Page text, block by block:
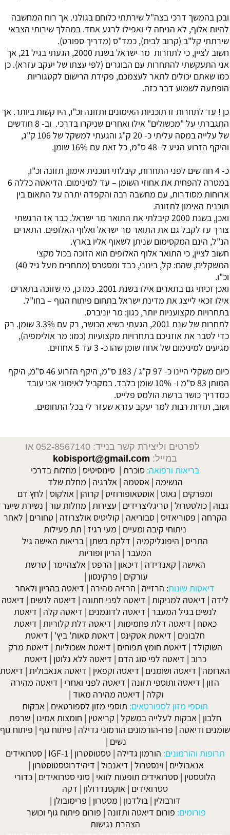
ובכן בהמשך דרכי בצה"ל שירתתי כלוחם בגולני. אך רוח המחשבה
להיות אלוף, לא הניחה לי ואפילו לרגע אחד. במהלך שירותי הצבאי
שירתתי קל"ב (קרוב לבית), כמד"ס (מדריך ספורט).
חשוב לציין, כי לתחרות מר ישראל בשנת 2000, הגעתי בגיל 21, אך
אני התעקשתי להתחרות עם הבוגרים (לפי עצתו של יעקב עזרא). כן
כמו שאתם יכולים לתאר לעצמכם, פקידת הרישום לקטגוריות
הופתעה לשמוע דבר כזה.
כן ! עד לתחרות זו תוכניות האימונים ותזונה וכ"ו, היו קשות ביותר. אך
התגברתי על "מכשולים" אילו ואחרים שניקרו בדרכי. וב- 8 חודשים
של עלייה במסה עליתי כ- 20 ק"ג והגעתי למשקל של 106 ק"ג,
והיקף הזרוע הגיע ל- 48 ס"מ, כל זאת עם 16% שומן.
כ- 4 חודשים לפני התחרות, קיבלתי תוכנית אימון, תזונה וכ"ו,
במטרה להפחית את אחוזי השומן – עד למינימום. הדיאטה כללה 6
ארוחות מסודרות, עם מחשבה רבה והקפדה יתרה על התאום בין
תוכנית האימון לתזונה.
ואכן, בשנת 2000 קיבלתי את התואר מר ישראל. כבר אז הרגשתי
צורך עז לקבל גם את התואר מר ישראל ואלוף האלופים. התארים
הנ"ל, הינם המקסימום שניתן לשאוף אליו בארץ.
חשוב לציין, כי התואר אלוף האלופים הוא הזוכה בכול מקצי
המשקלים, שהם: קל, בינוני, כבד ומסטרס (מתחרים מעל גיל 40)
וכ"ו.
ואכן זכיתי גם בתארים אילו בשנת 2001. כמו כן, מי שזוכה בתארים
אילו זכאי לייצג את מדינת ישראל בתחום פיתוח הגוף – בחו"ל.
בתחרויות מקצועניות יותר, כגון: מר יוניברס.
לתחרות של שנת 2001, הגעתי בשיא הכושר, רק עם 3.3% שומן. רק
כדי לסבר את אוזניכם בתחרויות מקצועיות (כמו: מר אולימפיה),
מגיעים למינימום של אחוז שומן שהו כ- 3 עד 5 אחוזים.
כיום משקלי היינו כ- 97 ק"ג / 183 ס"מ, היקף הזרוע 46 ס"מ, היקף
המותן 83 ס"מ ו- 10% שומן בלבד. במקביל לאימוני אני עובד
כמדריך כושר ברשת הולמס פלייס.
ושוב, תודות רבות למר יעקב עזרא שעזר לי בכל התחומים.
לפרטים וליצירת קשר בנייד: 052-8567140
או
במייל: kobisport@gmail.com
בריאות ורפואה: סוכרת | סינוסיטיס | מחלות בדרכי
הנשימה | אסטמה | אלרגיה | מחלת שלד
ומפרקים | גאוט | אוסטאופורוזיס | קרוהן | אולקוס | לחץ דם
גבוה |כולסטרול |טריגליצרידים | עצירות | מחלות עור | נשירת שיער
הקרחה | פסוריאזיס |סבוריאה | קוליטיס אולצרוזה |טחורים | לאחר
ניתוחי קיבה ומעיים | מעי רגיז | תת פעילות
התריס | היפוגליקמיה | דלקת בשתן | בריאות האישה גיל
המעבר | הריון ופוריות
האישה | קאנדידה | דיכאון | הרפס | אלצהיימר |טרשת
עורקים | פרקינסון |
דיאטות שונות: הרזייה | הרזיה מהירה | דיאטה בהריון ולאחר
לידה | דיאטה למניקות | דיאטה לפני חתונה | דיאטה לנשים | דיאטה
לנשים בגיל המעבר | דיאטה לדוגמנים | דיאטה קלה | דיאטת
כאסח | דיאטה דלת פחמימות | דיאטה דלת קלוריות | דיאטת
חלבונים | דיאטת אטקינס | דיאטת סאות' ביץ' | דיאטת
השוקולד | דיאטת חומץ תפוחים | דיאטת אשכוליות | דיאטת מרק
כרוב | דיאטה לפי סוג הדם | דיאטה ללא גלוטן | דיאטת
הארומה | דיאטה ושומנים | דיאטה וקפאין | דיאטה אנאבולית | דיאטת
הזון | דיאטה ותוספי תזונה | דיאטה לפני ואחרי | דיאטה מהירה
וקלה | דיאטה מהירה מאוד |
תוספי מזון לספורטאים: תוספי מזון לספורטאים | אבקות
חלבון | אבקות לעלייה במשקל | קריאטין | חומצות אמינו |שרפת
שומנים ודיאטה | פרו-הורמונים הורמוני גדילה | פיתוח גוף | פיתוח גוף
נשים |
תרופות והורמונים: הורמון גדילה |טסטוסטרון |
IGF-1
|סטרואידים
אנאבוליים | וינסטרול | דיאנבול | דיהידרוטסטוסטרון |
הלוטסטין | סטרואידים תופעות לוואי | סוגי סטרואידים | כדורי
סטרואידים | אוקסנדרולון | דקה
דורבולין | בולדנון | מסטרון | פרימובולן |
פורומים: פורום דיאטה ותזונה | פורום פיתוח גוף וכושר
הצהרת נגישות